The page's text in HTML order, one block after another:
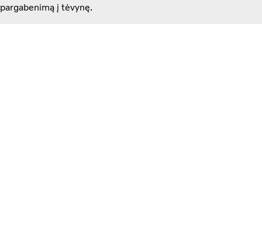
pargabenimą į tėvynę.